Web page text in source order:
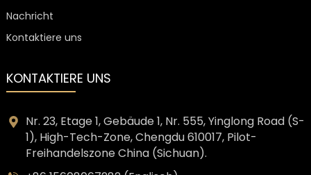
Nachricht
Kontaktiere uns
KONTAKTIERE UNS
Nr. 23, Etage 1, Gebäude 1, Nr. 555, Yinglong Road (S-
1), High-Tech-Zone, Chengdu 610017, Pilot-
Freihandelszone China (Sichuan).